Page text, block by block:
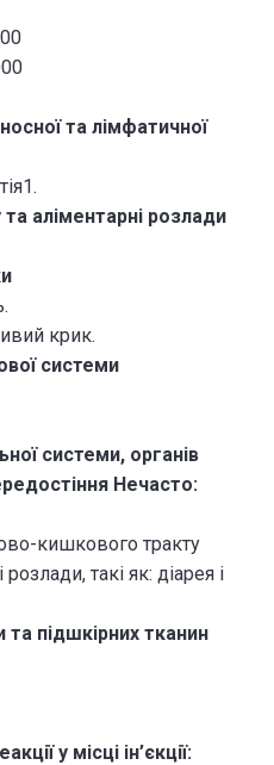
та лімфатичної
аліментарні розлади
крик.
системи
системи, органів
Нечасто:
кишкового тракту
такі як: діарея і
підшкірних тканин
у місці ін’єкції: